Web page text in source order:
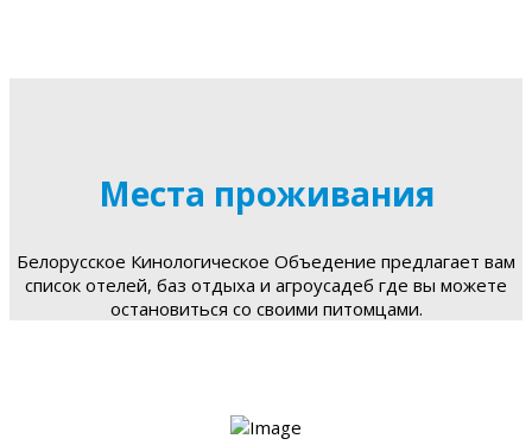
Места проживания
Белорусское Кинологическое Объедение предлагает вам
список отелей, баз отдыха и агроусадеб где вы можете
остановиться со своими питомцами.